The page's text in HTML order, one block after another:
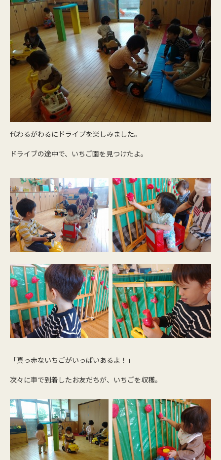
代わるがわるにドライブを楽しみました。
ドライブの途中で、いちご園を見つけたよ。
「真っ赤ないちごがいっぱいあるよ！」
次々に車で到着したお友だちが、いちごを収穫。